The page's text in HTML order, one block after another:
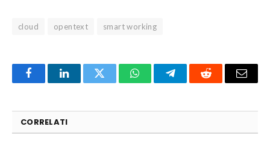
cloud opentext smart working
FacebookLinkedInTwitter WhatsAppTelegramReddit Email
CORRELATI